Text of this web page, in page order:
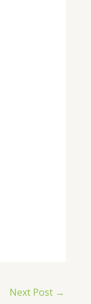
Next Post →